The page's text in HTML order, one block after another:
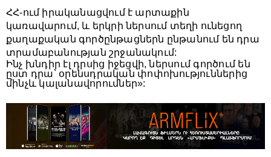
ՀՀ-ում իրականացվում է արտաքին
կառավարում, և երկրի ներսում տեղի ունեցող
քաղաքական գործընթացներն ընթանում են դրա
տրամաբանության շրջանակում:
Ինչ խնդիր էլ դրսից իջեցվի, ներսում գործում են
ըստ դրա՝ օրենսդրական փոփոխություններից
մինչև կալանավորումներ»: